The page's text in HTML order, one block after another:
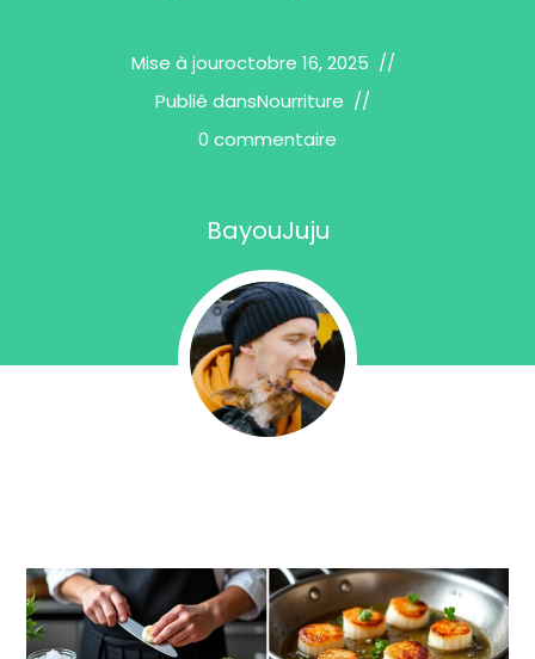
Mise à jouroctobre 16, 2025
Publié dansNourriture
0 commentaire
BayouJuju